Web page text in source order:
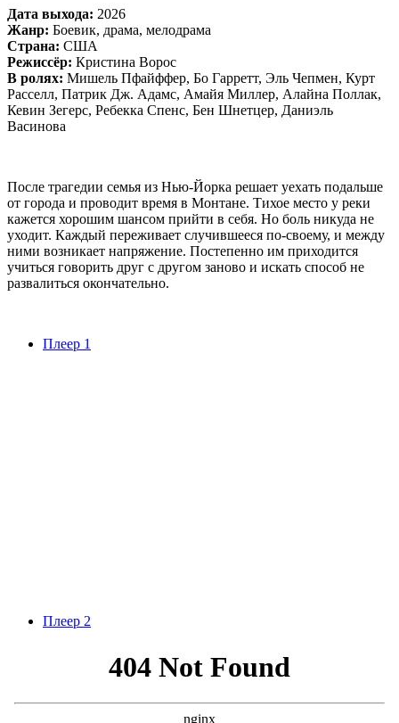
Дата выхода: 2026
Жанр: Боевик, драма, мелодрама
Страна: США
Режиссёр: Кристина Ворос
В ролях: Мишель Пфайффер, Бо Гарретт, Эль Чепмен, Курт
Расселл, Патрик Дж. Адамс, Амайя Миллер, Алайна Поллак,
Кевин Зегерс, Ребекка Спенс, Бен Шнетцер, Даниэль
Васинова
После трагедии семья из Нью-Йорка решает уехать подальше
от города и проводит время в Монтане. Тихое место у реки
кажется хорошим шансом прийти в себя. Но боль никуда не
уходит. Каждый переживает случившееся по-своему, и между
ними возникает напряжение. Постепенно им приходится
учиться говорить друг с другом заново и искать способ не
развалиться окончательно.
Плеер 1
Плеер 2